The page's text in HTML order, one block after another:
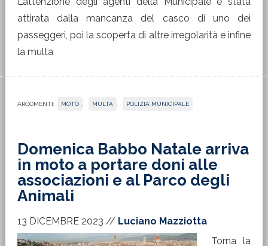
attirata dalla mancanza del casco di uno dei
passeggeri, poi la scoperta di altre irregolarità e infine
la multa
ARGOMENTI: MOTO MULTA POLIZIA MUNICIPALE
Domenica Babbo Natale arriva
in moto a portare doni alle
associazioni e al Parco degli
Animali
13 DICEMBRE 2023 // Luciano Mazziotta
Torna la